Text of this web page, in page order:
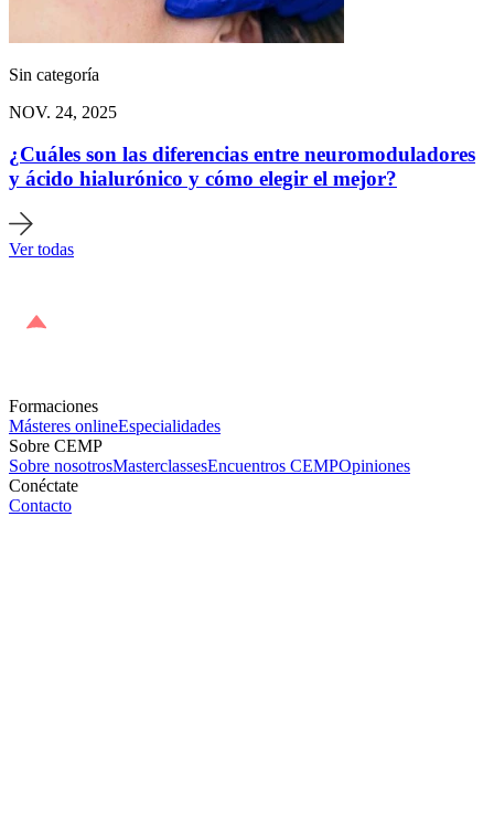
Sin categoría
NOV. 24, 2025
¿Cuáles son las diferencias entre neuromoduladores
y ácido hialurónico y cómo elegir el mejor?
Ver todas
Formaciones
Másteres onlineEspecialidades
Sobre CEMP
Sobre nosotrosMasterclassesEncuentros CEMPOpiniones
Conéctate
Contacto